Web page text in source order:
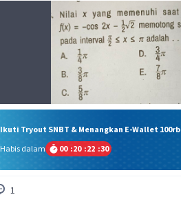
Ikuti Tryout SNBT & Menangkan E-Wallet 100rb
Habis dalam
00 :20 :22 :29
1